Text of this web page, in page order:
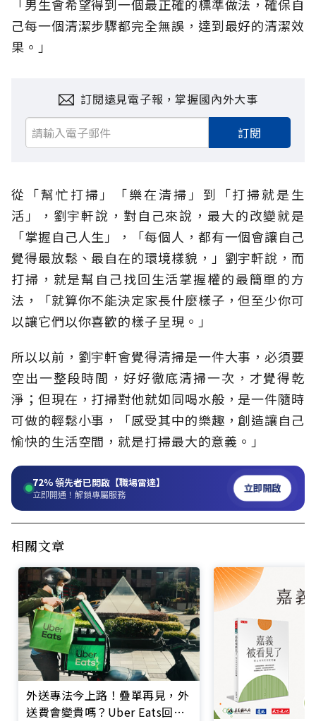
「男生會希望得到一個最正確的標準做法，確保自
己每一個清潔步驟都完全無誤，達到最好的清潔效
果。」
訂閱遠見電子報，掌握國內外大事
訂閱
從「幫忙打掃」「樂在清掃」到「打掃就是生
活」，劉宇軒說，對自己來說，最大的改變就是
「掌握自己人生」，「每個人，都有一個會讓自己
覺得最放鬆、最自在的環境樣貌，」劉宇軒說，而
打掃，就是幫自己找回生活掌握權的最簡單的方
法，「就算你不能決定家長什麼樣子，但至少你可
以讓它們以你喜歡的樣子呈現。」
所以以前，劉宇軒會覺得清掃是一件大事，必須要
空出一整段時間，好好徹底清掃一次，才覺得乾
淨；但現在，打掃對他就如同喝水般，是一件隨時
可做的輕鬆小事，「感受其中的樂趣，創造讓自己
愉快的生活空間，就是打掃最大的意義。」
72%領先者已開啟【職場雷達】
立即開通！解鎖專屬服務 立即開啟
相關文章
外送專法今上路！疊單再見，外
送費會變貴嗎？Uber Eats回應